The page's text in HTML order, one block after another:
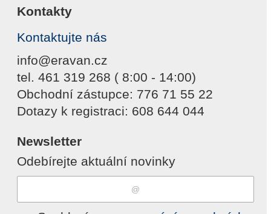
Kontakty
Kontaktujte nás
info@eravan.cz
tel. 461 319 268 ( 8:00 - 14:00)
Obchodní zástupce: 776 71 55 22
Dotazy k registraci: 608 644 044
Newsletter
Odebírejte aktuální novinky